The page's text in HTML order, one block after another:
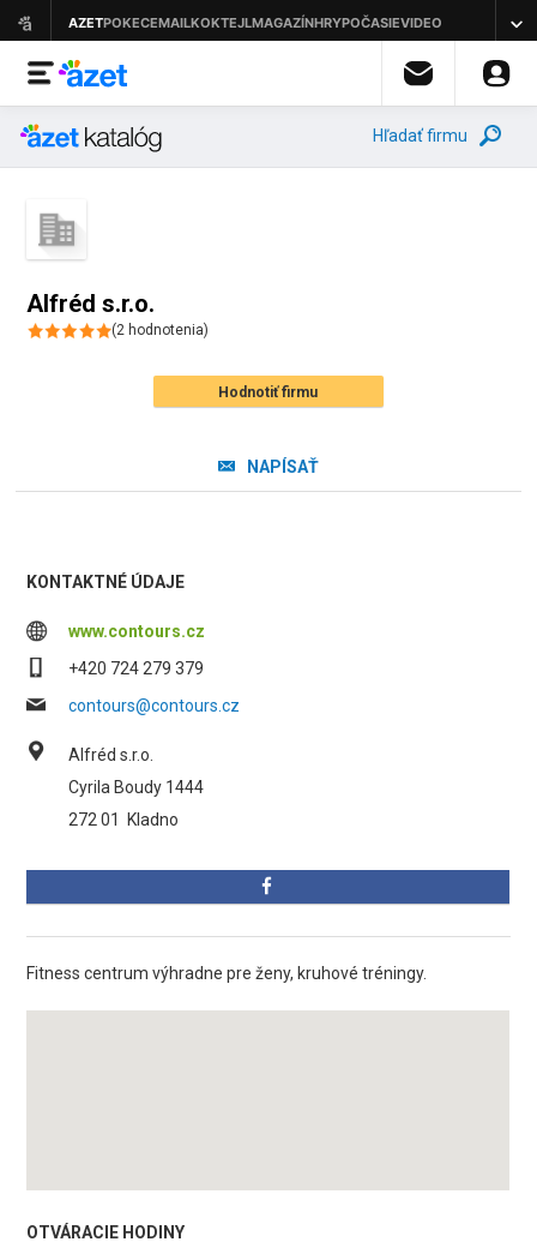
Hľadať firmu
Alfréd s.r.o.
(2 hodnotenia)
Hodnotiť firmu
NAPÍSAŤ
KONTAKTNÉ ÚDAJE
www.contours.cz
+420 724 279 379
contours@contours.cz
Alfréd s.r.o.
Cyrila Boudy 1444
272 01
Kladno
Fitness centrum výhradne pre ženy, kruhové tréningy.
OTVÁRACIE HODINY